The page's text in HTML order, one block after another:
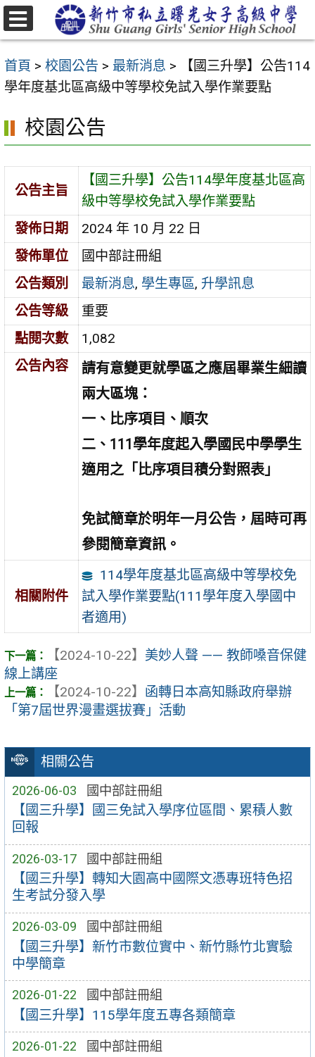
跳
至
要
內
區
首頁 > 校園公告 > 最新消息 >
【國三升學】公告114
學年度基北區高級中等學校免試入學作業要點
相關公告
2026-06-03 國中部註冊組
【國三升學】國三免試入學序位區間、累積人數
回報
2026-03-17 國中部註冊組
【國三升學】轉知大園高中國際文憑專班特色招
生考試分發入學
2026-03-09 國中部註冊組
【國三升學】新竹市數位實中、新竹縣竹北實驗
中學簡章
2026-01-22 國中部註冊組
【國三升學】115學年度五專各類簡章
2026-01-22 國中部註冊組
校園公告
公告主旨
【國三升學】公告114學年度基北區高
級中等學校免試入學作業要點
發佈日期
2024 年 10 月 22 日
發佈單位
國中部註冊組
公告類別
最新消息, 學生專區, 升學訊息
公告等級
重要
點閱次數
1,082
公告內容
請有意變更就學區之應屆畢業生細讀
兩大區塊：
一、比序項目、順次
二、111學年度起入學國民中學學生
適用之「比序項目積分對照表」
免試簡章於明年一月公告，屆時可再
參閱簡章資訊。
相關附件
114學年度基北區高級中等學校免
試入學作業要點(111學年度入學國中
者適用)
【2024-10-22】 美妙人聲 —— 教師嗓音保健
線上講座
【2024-10-22】 函轉日本高知縣政府舉辦
「第7屆世界漫畫選拔賽」活動
選
單